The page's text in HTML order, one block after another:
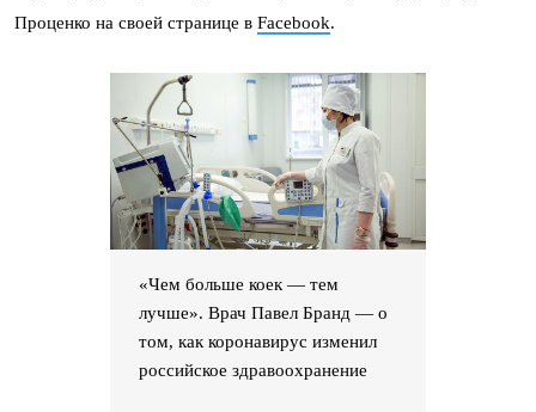
Проценко на своей странице в Facebook.
«Чем больше коек — тем
лучше». Врач Павел Бранд — о
том, как коронавирус изменил
российское здравоохранение